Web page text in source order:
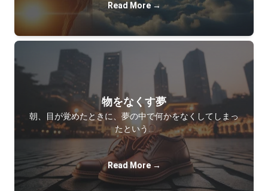
Read More →
物をなくす夢
朝、目が覚めたときに、夢の中で何かをなくしてしまっ
たという…
Read More →